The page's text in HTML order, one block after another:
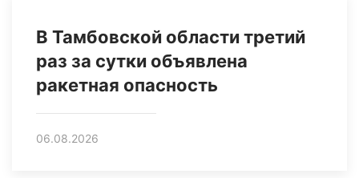
В Тамбовской области третий
раз за сутки объявлена
ракетная опасность
06.08.2026